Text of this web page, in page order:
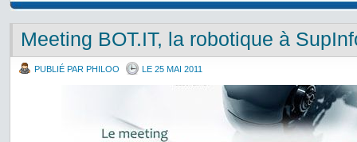
Meeting BOT.IT, la robotique à
PUBLIÉ PAR PHILOO LE 25 MAI 2011